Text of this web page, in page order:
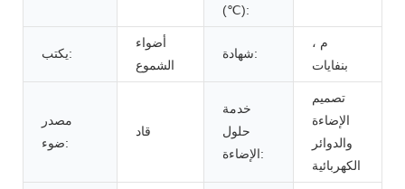
(℃):
يكتب:
أضواء
الشموع
شهادة:
م ،
بنفايات
مصدر
ضوء:
قاد
خدمة
حلول
الإضاءة:
تصميم
الإضاءة
والدوائر
الكهربائية